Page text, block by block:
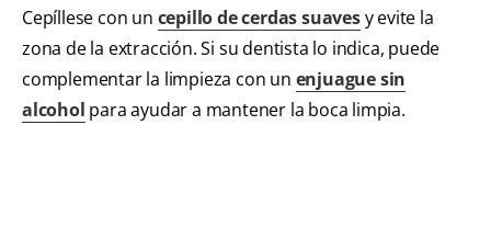
Cepíllese con un cepillo de cerdas suavesy evite la
zona de la extracción. Si su dentista lo indica, puede
complementar la limpieza con un enjuague sin
alcohol para ayudar a mantener la boca limpia.